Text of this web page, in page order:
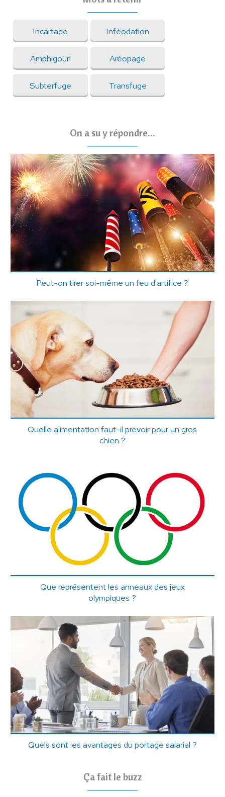
Incartade Inféodation
Amphigouri Aréopage
Subterfuge Transfuge
On a su y répondre...
Peut-on tirer soi-même un feu d'artifice ?
Quelle alimentation faut-il prévoir pour un gros
chien ?
Que représentent les anneaux des jeux
olympiques ?
Quels sont les avantages du portage salarial ?
Ça fait le buzz